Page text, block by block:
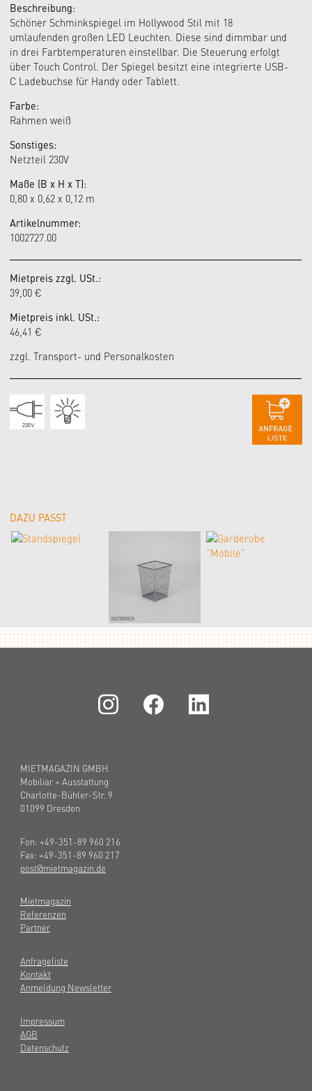
Beschreibung:
Schöner Schminkspiegel im Hollywood Stil mit 18
umlaufenden großen LED Leuchten. Diese sind dimmbar und
in drei Farbtemperaturen einstellbar. Die Steuerung erfolgt
über Touch Control. Der Spiegel besitzt eine integrierte USB-
C Ladebuchse für Handy oder Tablett.
Farbe:
Rahmen weiß
Sonstiges:
Netzteil 230V
Maße (B x H x T):
0,80 x 0,62 x 0,12 m
Artikelnummer:
1002727.00
Mietpreis zzgl. USt.:
39,00 €
Mietpreis inkl. USt.:
46,41 €
zzgl. Transport- und Personalkosten
DAZU PASST
MIETMAGAZIN GMBH
Mobiliar + Ausstattung
Charlotte-Bühler-Str. 9
01099 Dresden
Fon: +49-351-89 960 216
Fax: +49-351-89 960 217
post@mietmagazin.de
Mietmagazin
Referenzen
Partner
Anfrageliste
Kontakt
Anmeldung Newsletter
Impressum
AGB
Datenschutz